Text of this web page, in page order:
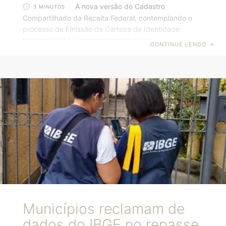
3 MINUTOS
A nova versão do Cadastro
Compartilhado da Receita Federal, contemplando o
processo de Emissão da Carteira de Identidade
Nacional (CIN) e proporcionando o compartilhamento
pelo Serpro, a solução será adotada e operada por
todos os OICs para operações de consulta, inscrição e
alteração de CPFs e CINs, conforme a necessidade do
processo de emissão das novas identidades. A
implantação
CONTINUE LENDO →
Municípios reclamam de